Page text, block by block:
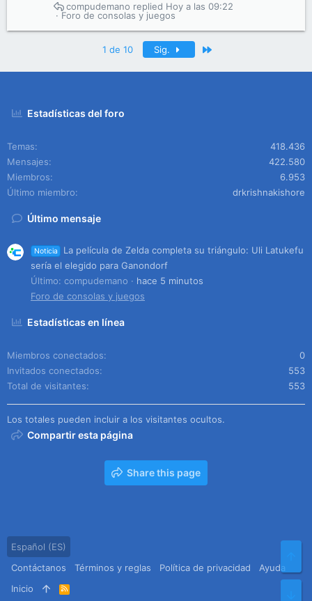
Foro de consolas y juegos
Hoy a las 09:22
compudemano
1 de 10 Sig.
Estadísticas del foro
Temas
418.436
Mensajes
422.580
Miembros
6.953
Último miembro
drkrishnakishore
Último mensaje
Noticia
La película de Zelda completa su triángulo: Uli Latukefu
sería el elegido para Ganondorf
Último: compudemano
hace 5 minutos
Foro de consolas y juegos
Estadísticas en línea
Miembros conectados
0
Invitados conectados
553
Total de visitantes
553
Los totales pueden incluir a los visitantes ocultos.
Compartir esta página
Share this page
Español (ES)
Contáctanos
Términos y reglas Política de privacidad
Ayuda
Inicio
R
S